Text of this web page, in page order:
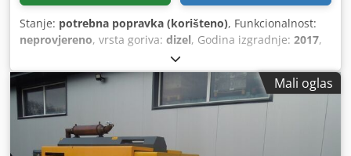
Stanje: potrebna popravka (korišteno), Funkcionalnost:
neprovjereno, vrsta goriva: dizel, Godina izgradnje: 2017,
Mali oglas